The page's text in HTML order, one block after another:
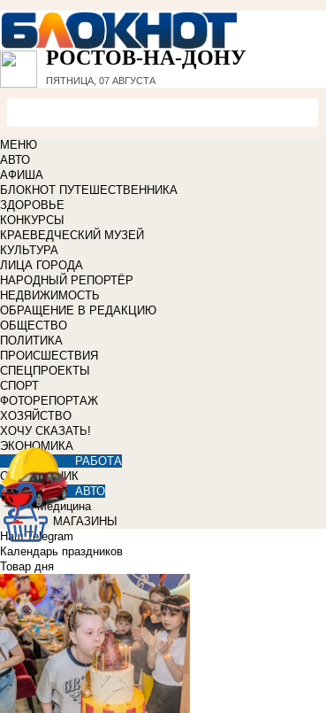
РОСТОВ-НА-ДОНУ
ПЯТНИЦА, 07 АВГУСТА
МЕНЮ
АВТО
АФИША
БЛОКНОТ ПУТЕШЕСТВЕННИКА
ЗДОРОВЬЕ
КОНКУРСЫ
КРАЕВЕДЧЕСКИЙ МУЗЕЙ
КУЛЬТУРА
ЛИЦА ГОРОДА
НАРОДНЫЙ РЕПОРТЁР
НЕДВИЖИМОСТЬ
ОБРАЩЕНИЕ В РЕДАКЦИЮ
ОБЩЕСТВО
ПОЛИТИКА
ПРОИСШЕСТВИЯ
СПЕЦПРОЕКТЫ
СПОРТ
ФОТОРЕПОРТАЖ
ХОЗЯЙСТВО
ХОЧУ СКАЗАТЬ!
ЭКОНОМИКА
РАБОТА
СПРАВОЧНИК
АВТО
Медицина
МАГАЗИНЫ
Наш Telegram
Календарь праздников
Товар дня